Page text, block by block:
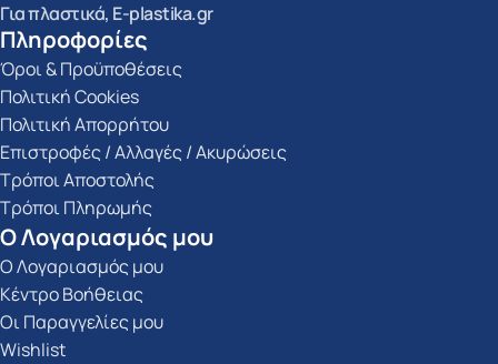
Για πλαστικά, E-plastika.gr
Πληροφορίες
Όροι & Προϋποθέσεις
Πολιτική Cookies
Πολιτική Απορρήτου
Επιστροφές / Αλλαγές / Ακυρώσεις
Τρόποι Αποστολής
Τρόποι Πληρωμής
Ο Λογαριασμός μου
Ο Λογαριασμός μου
Κέντρο Βοήθειας
Οι Παραγγελίες μου
Wishlist